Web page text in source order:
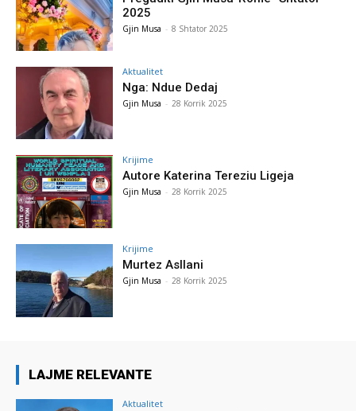
2025
Gjin Musa - 8 Shtator 2025
Aktualitet
Nga: Ndue Dedaj
Gjin Musa - 28 Korrik 2025
Krijime
Autore Katerina Tereziu Ligeja
Gjin Musa - 28 Korrik 2025
Krijime
Murtez Asllani
Gjin Musa - 28 Korrik 2025
LAJME RELEVANTE
Aktualitet